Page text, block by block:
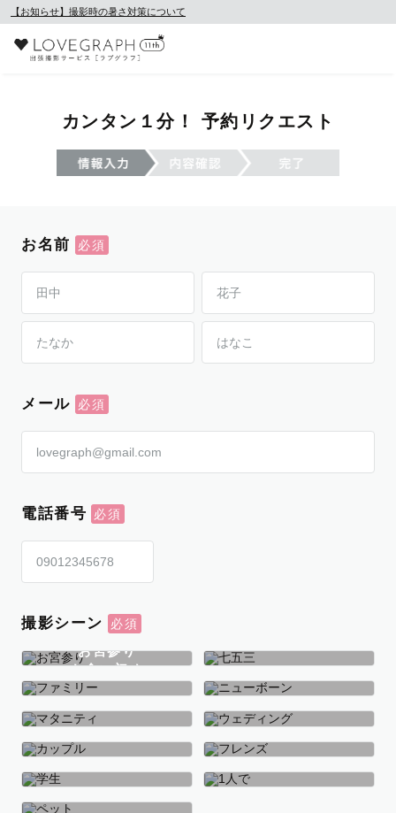
【お知らせ】撮影時の暑さ対策について
カンタン１分！ 予約リクエスト
お名前
メール
電話番号
撮影シーン
お宮参り
お食い初め
七五三
ファミリー ニューボーン
マタニティ ウェディング
カップル フレンズ
学生